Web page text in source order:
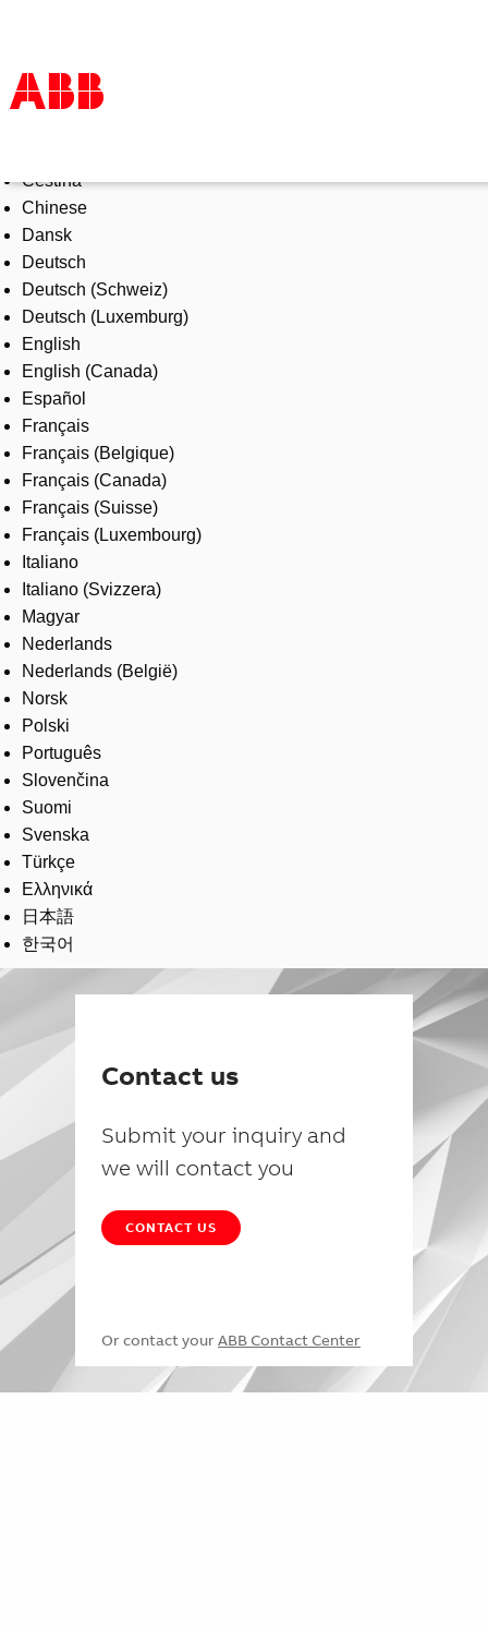
Products & Solutions
Industries
Services
About us
Where to buy
Contact us
Careers
Čeština
Chinese
Dansk
Deutsch
Deutsch (Schweiz)
Deutsch (Luxemburg)
English
English (Canada)
Español
Français
Français (Belgique)
Français (Canada)
Français (Suisse)
Français (Luxembourg)
Italiano
Italiano (Svizzera)
Magyar
Nederlands
Nederlands (België)
Norsk
Polski
Português
Slovenčina
Suomi
Svenska
Türkçe
Ελληνικά
日本語
한국어
Contact us
Submit your inquiry and
we will contact you
CONTACT US
Or contact your ABB Contact Center